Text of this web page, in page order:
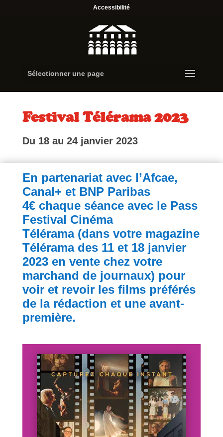
Accessibilité
Sélectionner une page
Festival Télérama 2023
Du 18 au 24 janvier 2023
En partenariat avec l’Afcae,
Canal+ et BNP Paribas
4€ chaque séance avec le Pass
Festival Cinéma
Télérama (dans votre magazine
Télérama des 11 et 18 janvier
2023 en vente chez votre
marchand de journaux) pour
voir et revoir les films préférés
de la rédaction et une avant-
première.